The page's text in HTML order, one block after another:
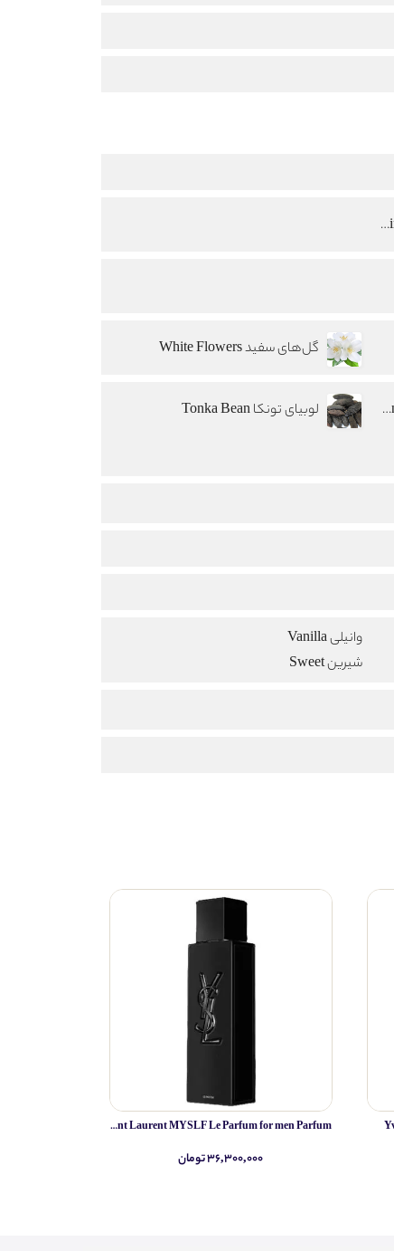
دومینیک روپیون - Dominique Ropion
گل‌های سفید White Flowers
پولکی رشته‌ای (رشته شکر) Spun sugar
لوبیای تونکا Tonka Bean
وانیلی Vanilla
شیرین Sweet
Yves Saint Laurent MYSLF Le Parfum for men Parfum
۳۶,۳۰۰,۰۰۰ تومان